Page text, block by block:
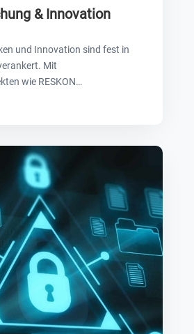
& Innovation
und Innovation sind fest in
Mit
wie RESKON…